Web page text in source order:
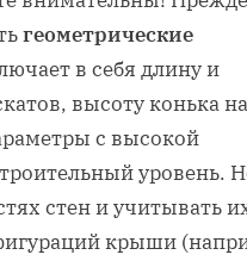
геометрические
в себя длину и
высоту конька
с высокой
уровень.
стен и учитывать
крыши